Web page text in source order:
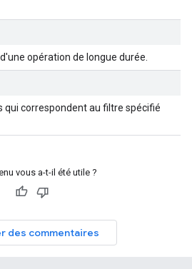
opération de longue durée.
qui correspondent au filtre spécifié
vous a-t-il été utile ?
des commentaires